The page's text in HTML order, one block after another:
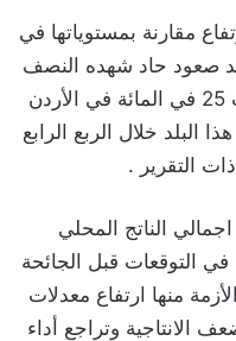
مقارنة بمستوياتها في
صعود حاد شهده النصف
الأول من العام الماضي حيث بلغت 25 في المائة في الأردن
البلد خلال الربع الرابع
الناتج المحلي
التوقعات قبل الجائحة
منها ارتفاع معدلات
الانتاجية وتراجع أداء